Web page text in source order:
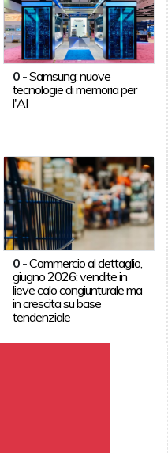
0 -Samsung: nuove
tecnologie di memoria per
l'AI
0 -Commercio al dettaglio,
giugno 2026: vendite in
lieve calo congiunturale ma
in crescita su base
tendenziale